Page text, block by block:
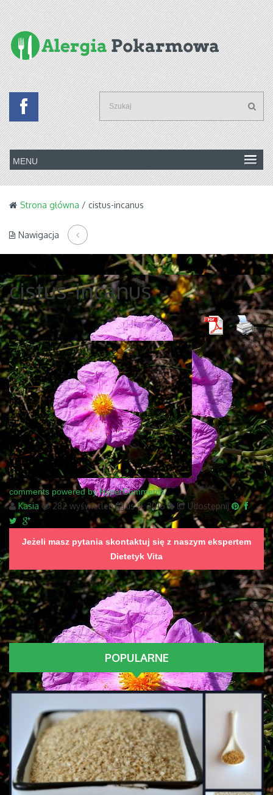
Strona główna / cistus-incanus
Nawigacja
cistus-incanus
comments powered by HyperComments
Kasia 282 wyświetleń lis 9, 2016 Udostępnij
Jeżeli masz pytania skontaktuj się z naszym ekspertem
Dietetyk Vita
POPULARNE